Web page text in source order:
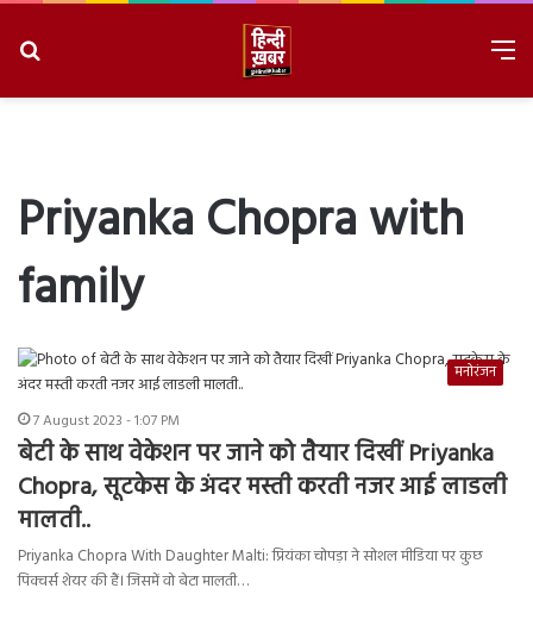
Priyanka Chopra with
family
मनोरंजन
7 August 2023 - 1:07 PM
बेटी के साथ वेकेशन पर जाने को तैयार दिखीं Priyanka
Chopra, सूटकेस के अंदर मस्ती करती नजर आई लाडली
मालती..
Priyanka Chopra With Daughter Malti: प्रियंका चोपड़ा ने सोशल मीडिया पर कुछ
पिक्चर्स शेयर की हैं। जिसमें वो बेटा मालती…